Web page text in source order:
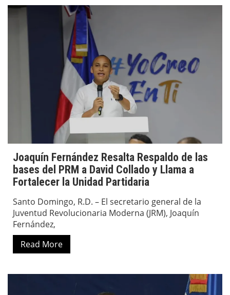
Joaquín Fernández Resalta Respaldo de las
bases del PRM a David Collado y Llama a
Fortalecer la Unidad Partidaria
Santo Domingo, R.D. – El secretario general de la
Juventud Revolucionaria Moderna (JRM), Joaquín
Fernández,
Read More